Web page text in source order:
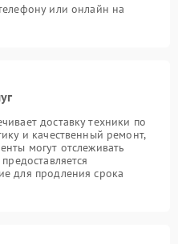
или онлайн на
доставку техники по
и качественный ремонт,
могут отслеживать
для продления срока